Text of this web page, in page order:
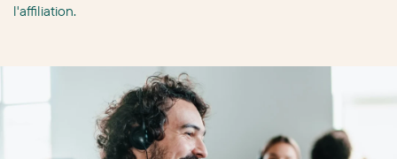
l'affiliation.